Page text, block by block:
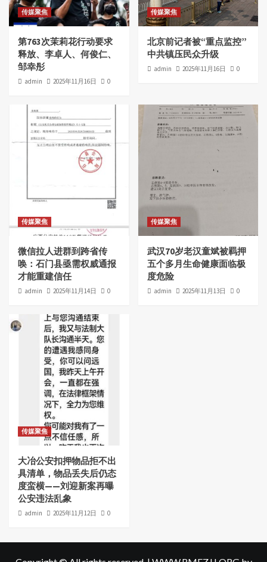
传媒聚焦
第763次茉莉花行动要求
释放、李卓人、何俊仁、
邹幸彤
admin 2025年11月16日 0
传媒聚焦
北京前记者被“重点监控”
中共镇压民众升级
admin 2025年11月16日 0
传媒聚焦
微信拉人进群到跨省传
唤：石门县亟需权威通报
才能重建信任
admin 2025年11月14日 0
传媒聚焦
武汉70岁老汉童斌被羁押
五个多月生命健康面临极
度危险
admin 2025年11月13日 0
传媒聚焦
大冶公安扣押物品拒不出
具清单，物品丢失后仍态
度蛮横——刘迎新案再曝
公安违法乱象
admin 2025年11月12日 0